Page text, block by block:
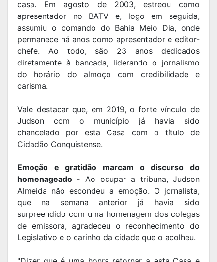
casa. Em agosto de 2003, estreou como
apresentador no BATV e, logo em seguida,
assumiu o comando do Bahia Meio Dia, onde
permanece há anos como apresentador e editor-
chefe. Ao todo, são 23 anos dedicados
diretamente à bancada, liderando o jornalismo
do horário do almoço com credibilidade e
carisma.
Vale destacar que, em 2019, o forte vínculo de
Judson com o município já havia sido
chancelado por esta Casa com o título de
Cidadão Conquistense.
Emoção e gratidão marcam o discurso do
homenageado - Ao ocupar a tribuna, Judson
Almeida não escondeu a emoção. O jornalista,
que na semana anterior já havia sido
surpreendido com uma homenagem dos colegas
de emissora, agradeceu o reconhecimento do
Legislativo e o carinho da cidade que o acolheu.